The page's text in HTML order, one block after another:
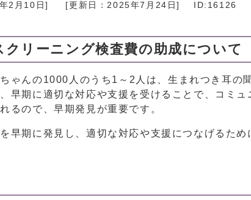
2月10日] [更新日：2025年7月24日] ID:16126
クリーニング検査費の助成について
ゃんの1000人のうち1～2人は、生まれつき耳の
早期に適切な対応や支援を受けることで、コミ
るので、早期発見が重要です。
早期に発見し、適切な対応や支援につなげるた